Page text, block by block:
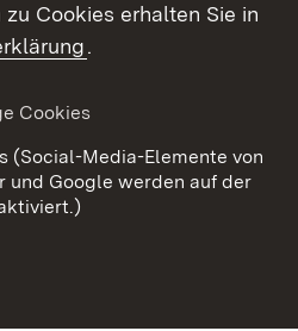
Benutzungshinweise
Cookies
Cookies erhalten Sie in
.
Cookies
(Social-Media-Elemente von
und Google werden auf der